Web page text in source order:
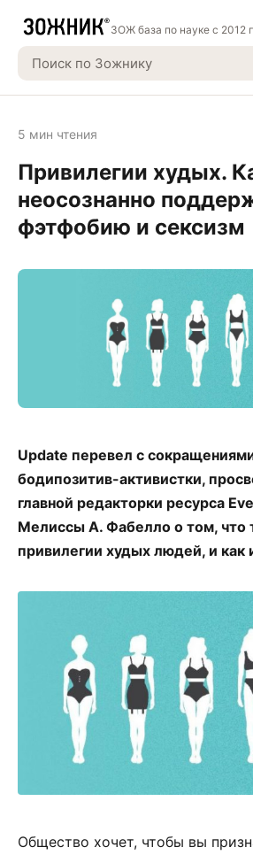
ЗОЖ база по науке с 2012
5 мин чтения
Привилегии худых.
неосознанно
фэтфобию и сексизм
Update перевел с
бодипозитив-активистки,
главной редакторки ресурса
Мелиссы А. Фабелло о том, что
привилегии худых людей, и как
Общество хочет, чтобы вы